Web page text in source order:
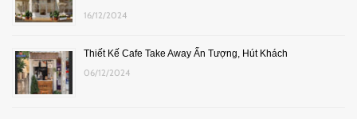
16/12/2024
Thiết Kế Cafe Take Away Ấn Tượng, Hút Khách
06/12/2024